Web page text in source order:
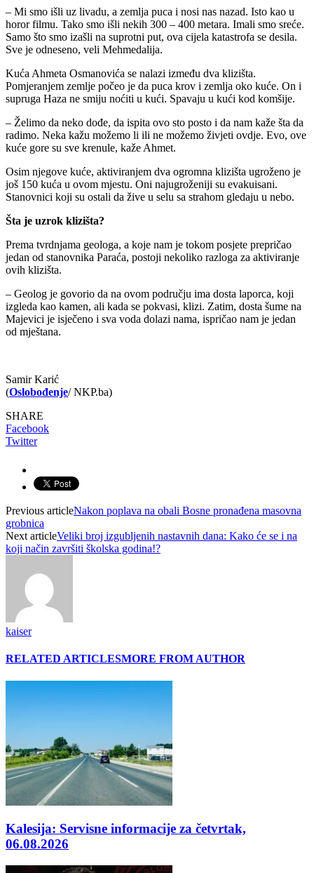
– Mi smo išli uz livadu, a zemlja puca i nosi nas nazad. Isto kao u
horor filmu. Tako smo išli nekih 300 – 400 metara. Imali smo sreće.
Samo što smo izašli na suprotni put, ova cijela katastrofa se desila.
Sve je odneseno, veli Mehmedalija.
Kuća Ahmeta Osmanovića se nalazi između dva klizišta.
Pomjeranjem zemlje počeo je da puca krov i zemlja oko kuće. On i
supruga Haza ne smiju noćiti u kući. Spavaju u kući kod komšije.
– Želimo da neko dođe, da ispita ovo sto posto i da nam kaže šta da
radimo. Neka kažu možemo li ili ne možemo živjeti ovdje. Evo, ove
kuće gore su sve krenule, kaže Ahmet.
Osim njegove kuće, aktiviranjem dva ogromna klizišta ugroženo je
još 150 kuća u ovom mjestu. Oni najugroženiji su evakuisani.
Stanovnici koji su ostali da žive u selu sa strahom gledaju u nebo.
Šta je uzrok klizišta?
Prema tvrdnjama geologa, a koje nam je tokom posjete prepričao
jedan od stanovnika Paraća, postoji nekoliko razloga za aktiviranje
ovih klizišta.
– Geolog je govorio da na ovom području ima dosta laporca, koji
izgleda kao kamen, ali kada se pokvasi, klizi. Zatim, dosta šume na
Majevici je isječeno i sva voda dolazi nama, ispričao nam je jedan
od mještana.
Samir Karić
(Oslobođenje/ NKP.ba)
SHARE
Facebook
Twitter
Previous articleNakon poplava na obali Bosne pronađena masovna
grobnica
Next articleVeliki broj izgubljenih nastavnih dana: Kako će se i na
koji način završiti školska godina!?
kaiser
RELATED ARTICLESMORE FROM AUTHOR
Kalesija: Servisne informacije za četvrtak,
06.08.2026